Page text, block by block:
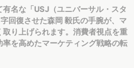
名な「USJ（ユニバーサル・スタ
回復させた森岡 毅氏の手腕が、マ
り上げられます。消費者視点を重
を高めたマーケティング戦略の転